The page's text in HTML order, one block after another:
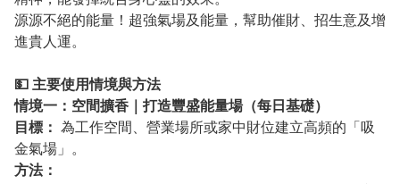
源源不絕的能量！超強氣場及能量，幫助催財、招生意及增
進貴人運。
💵 主要使用情境與方法
情境一：空間擴香｜打造豐盛能量場（每日基礎）
目標： 為工作空間、營業場所或家中財位建立高頻的「吸
金氣場」。
方法：